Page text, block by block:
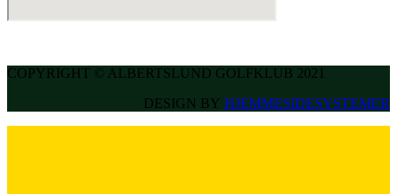
COPYRIGHT © ALBERTSLUND GOLFKLUB 2021
DESIGN BY HJEMMESIDESYSTEMER